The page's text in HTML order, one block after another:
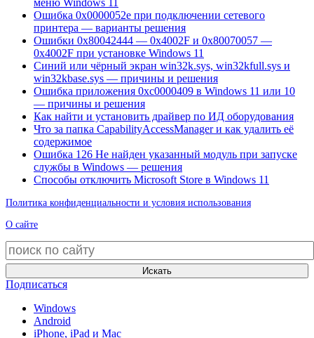
меню Windows 11
Ошибка 0x0000052e при подключении сетевого
принтера — варианты решения
Ошибки 0x80042444 — 0x4002F и 0x80070057 —
0x4002F при установке Windows 11
Синий или чёрный экран win32k.sys, win32kfull.sys и
win32kbase.sys — причины и решения
Ошибка приложения 0xc0000409 в Windows 11 или 10
— причины и решения
Как найти и установить драйвер по ИД оборудования
Что за папка CapabilityAccessManager и как удалить её
содержимое
Ошибка 126 Не найден указанный модуль при запуске
службы в Windows — решения
Способы отключить Microsoft Store в Windows 11
Политика конфиденциальности и условия использования
О сайте
Искать
Подписаться
Windows
Android
iPhone, iPad и Mac